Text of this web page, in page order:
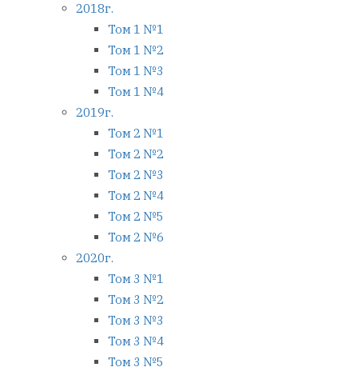
2018г.
Том 1 №1
Том 1 №2
Том 1 №3
Том 1 №4
2019г.
Том 2 №1
Том 2 №2
Том 2 №3
Том 2 №4
Том 2 №5
Том 2 №6
2020г.
Том 3 №1
Том 3 №2
Том 3 №3
Том 3 №4
Том 3 №5